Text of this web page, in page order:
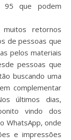
95 que podem
retornos
de pessoas que
pelos materiais
pessoas que
buscando uma
complementar
últimos dias,
vindo dos
WhatsApp, onde
e impressões